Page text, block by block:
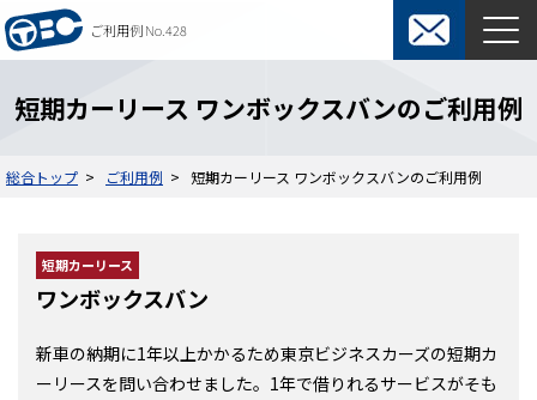
ご利用例 No.428
東京ビジネスカーズ総合TOP
マンスリーレンタカー
オプション
ご利用の流れ
契約について
レンタカー約款
短期カーリース ワンボックスバンのご利用例
総合トップ ご利用例 短期カーリース ワンボックスバンのご利用例
短期カーリース
ワンボックスバン
新車の納期に1年以上かかるため東京ビジネスカーズの短期カ
ーリースを問い合わせました。1年で借りれるサービスがそも